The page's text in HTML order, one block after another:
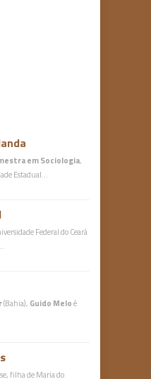
em Sociologia,
Estadual…
Federal do Ceará
(Bahia), Guido Meloé
filha de Maria do